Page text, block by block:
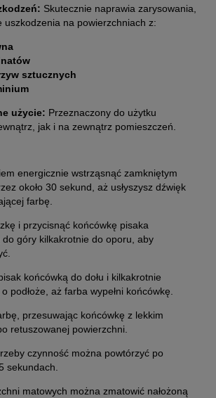
Skutecznie naprawia zarysowania,
uszkodzenia na powierzchniach z:
sztucznych
użycie: Przeznaczony do użytku
jak i na zewnątrz pomieszczeń.
energicznie wstrząsnąć zamkniętym
około 30 sekund, aż usłyszysz dźwięk
farbę.
i przycisnąć końcówkę pisaka
do góry kilkakrotnie do oporu, aby
końcówką do dołu i kilkakrotnie
podłoże, aż farba wypełni końcówkę.
przesuwając końcówkę z lekkim
retuszowanej powierzchni.
czynność można powtórzyć po
sekundach.
matowych można zmatowić nałożoną